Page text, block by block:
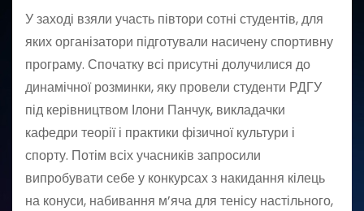
У заході взяли участь півтори сотні студентів, для
яких організатори підготували насичену спортивну
програму. Спочатку всі присутні долучилися до
динамічної розминки, яку провели студенти РДГУ
під керівництвом Ілони Панчук, викладачки
кафедри теорії і практики фізичної культури і
спорту. Потім всіх учасників запросили
випробувати себе у конкурсах з накидання кілець
на конуси, набивання м’яча для тенісу настільного,